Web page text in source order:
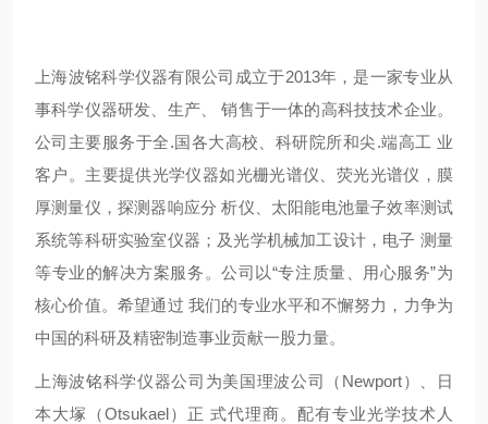
上海波铭科学仪器有限公司成立于2013年，是一家专业从
事科学仪器研发、生产、 销售于一体的高科技技术企业。
公司主要服务于全.国各大高校、科研院所和尖.端高工 业
客户。主要提供光学仪器如光栅光谱仪、荧光光谱仪，膜
厚测量仪，探测器响应分 析仪、太阳能电池量子效率测试
系统等科研实验室仪器；及光学机械加工设计，电子 测量
等专业的解决方案服务。公司以“专注质量、用心服务”为
核心价值。希望通过 我们的专业水平和不懈努力，力争为
中国的科研及精密制造事业贡献一股力量。
上海波铭科学仪器公司为美国理波公司（ Newport）、日
本大塚（Otsukael）正 式代理商。配有专业光学技术人